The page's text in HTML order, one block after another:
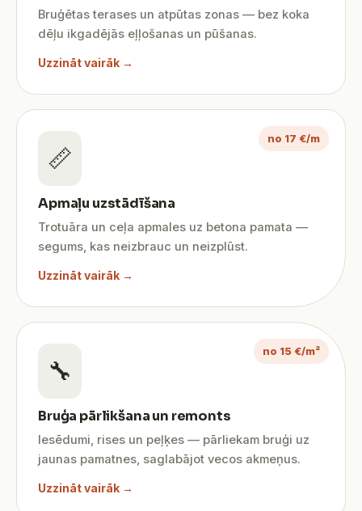
Bruģētas terases un atpūtas zonas — bez koka
dēļu ikgadējās eļļošanas un pūšanas.
Uzzināt vairāk →
no 17 €/m
📏
Apmaļu uzstādīšana
Trotuāra un ceļa apmales uz betona pamata —
segums, kas neizbrauc un neizplūst.
Uzzināt vairāk →
no 15 €/m²
🔧
Bruģa pārlikšana un remonts
Iesēdumi, rises un peļķes — pārliekam bruģi uz
jaunas pamatnes, saglabājot vecos akmeņus.
Uzzināt vairāk →